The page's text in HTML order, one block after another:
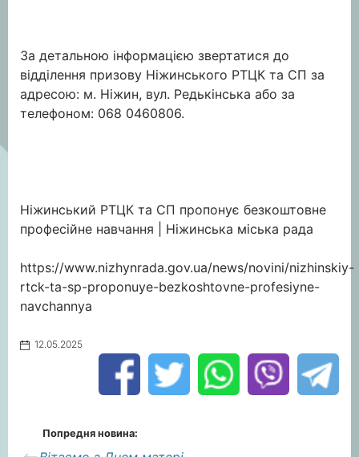
За детальною інформацією звертатися до
відділення призову Ніжинського РТЦК та СП за
адресою: м. Ніжин, вул. Редькінська або за
телефоном: 068 0460806.
Ніжинський РТЦК та СП пропонує безкоштовне
професійне навчання | Ніжинська міська рада
https://www.nizhynrada.gov.ua/news/novini/nizhinskiy-
rtck-ta-sp-proponuye-bezkoshtovne-profesiyne-
navchannya
12.05.2025
Попредня новина: